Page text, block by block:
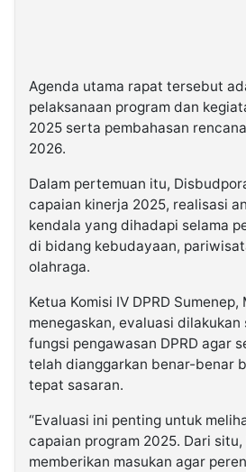
Agenda utama rapat tersebut
pelaksanaan program dan
2025 serta pembahasan
2026.
Dalam pertemuan itu,
capaian kinerja 2025, realisasi
kendala yang dihadapi selama
di bidang kebudayaan,
olahraga.
Ketua Komisi IV DPRD Sumenep,
menegaskan, evaluasi
fungsi pengawasan DPRD agar
telah dianggarkan benar-benar
tepat sasaran.
“Evaluasi ini penting untuk
capaian program 2025. Dari situ,
memberikan masukan agar